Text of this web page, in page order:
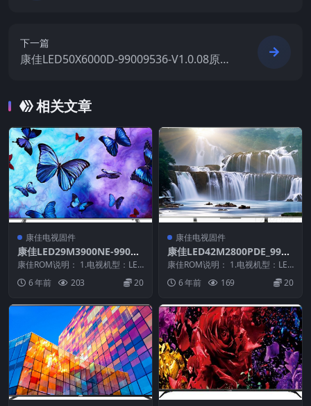
下一篇
康佳LED50X6000D-99009536-V1.0.08原厂
相关文章
康佳电视固件
康佳LED29M3900NE-99010
563-V1.1.04原厂系统刷机电
视固件包下载
康佳ROM说明： 1.电视机型：LED
29M3900NE 2.物料号：99010...
6 年前 203 20
康佳电视固件
康佳LED42M2800PDE_9901
0778-V1.1.06原厂系统刷机
电视固件包下载
康佳ROM说明： 1.电视机型：LED
42M2800PDE 2.物料号：9901...
6 年前 169 20